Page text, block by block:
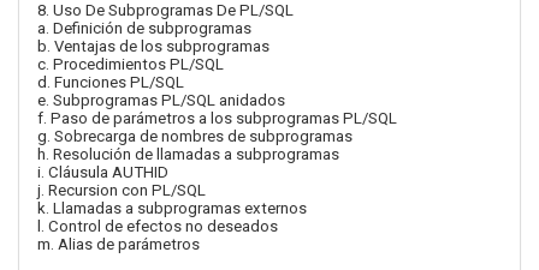
8. Uso De Subprogramas De PL/SQL
a. Definición de subprogramas
b. Ventajas de los subprogramas
c. Procedimientos PL/SQL
d. Funciones PL/SQL
e. Subprogramas PL/SQL anidados
f. Paso de parámetros a los subprogramas PL/SQL
g. Sobrecarga de nombres de subprogramas
h. Resolución de llamadas a subprogramas
i. Cláusula AUTHID
j. Recursion con PL/SQL
k. Llamadas a subprogramas externos
l. Control de efectos no deseados
m. Alias de parámetros